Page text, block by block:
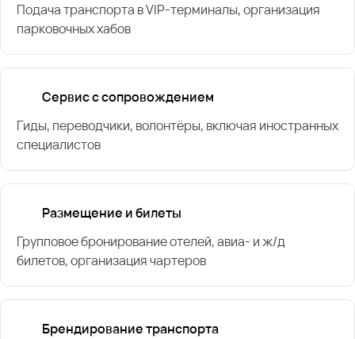
Подача транспорта в VIP-терминалы, организация
парковочных хабов
Сервис с сопровождением
Гиды, переводчики, волонтёры, включая иностранных
специалистов
Размещение и билеты
Групповое бронирование отелей, авиа- и ж/д
билетов, организация чартеров
Брендирование транспорта